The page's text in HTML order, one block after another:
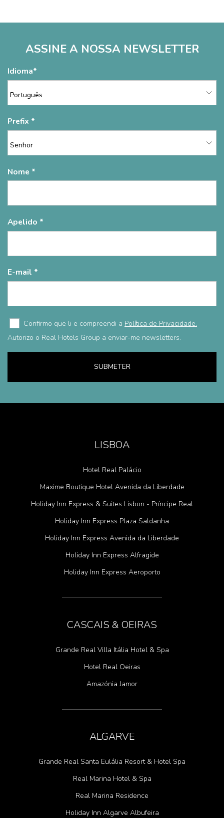
ASSINE A NOSSA NEWSLETTER
Idioma
Prefix
Nome
Apelido
E-mail
Confirmo que li e compreendi a Política de Privacidade.
Autorizo o Real Hotels Group a enviar-me newsletters.
SUBMETER
LISBOA
Hotel Real Palácio
Maxime Boutique Hotel Avenida da Liberdade
Holiday Inn Express & Suites Lisbon - Príncipe Real
Holiday Inn Express Plaza Saldanha
Holiday Inn Express Avenida da Liberdade
Holiday Inn Express Alfragide
Holiday Inn Express Aeroporto
CASCAIS & OEIRAS
Grande Real Villa Itália Hotel & Spa
Hotel Real Oeiras
Amazónia Jamor
ALGARVE
Grande Real Santa Eulália Resort & Hotel Spa
Real Marina Hotel & Spa
Real Marina Residence
Holiday Inn Algarve Albufeira